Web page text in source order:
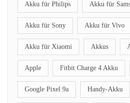
Akku für Philips Akku für
Akku für Sony Akku für Vivo
Akku für Xiaomi Akkus
Apple Fitbit Charge 4 Akku
Google Pixel 9a Handy-Akku